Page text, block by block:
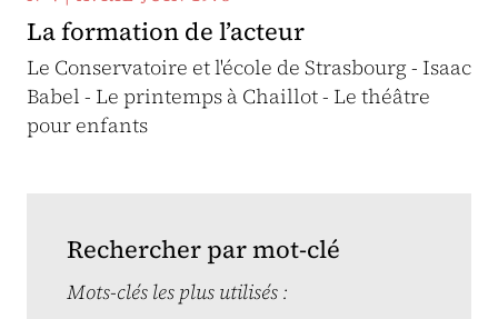
La formation de l’acteur
Le Conservatoire et l'école de Strasbourg - Isaac
Babel - Le printemps à Chaillot - Le théâtre
pour enfants
Rechercher par mot-clé
Mots-clés les plus utilisés :